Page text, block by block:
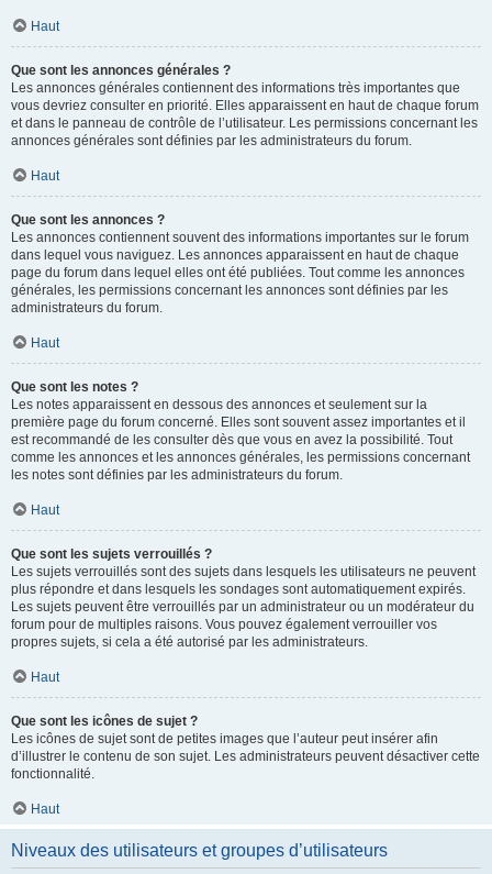
Haut
Que sont les annonces générales ?
Les annonces générales contiennent des informations très importantes que
vous devriez consulter en priorité. Elles apparaissent en haut de chaque forum
et dans le panneau de contrôle de l’utilisateur. Les permissions concernant les
annonces générales sont définies par les administrateurs du forum.
Haut
Que sont les annonces ?
Les annonces contiennent souvent des informations importantes sur le forum
dans lequel vous naviguez. Les annonces apparaissent en haut de chaque
page du forum dans lequel elles ont été publiées. Tout comme les annonces
générales, les permissions concernant les annonces sont définies par les
administrateurs du forum.
Haut
Que sont les notes ?
Les notes apparaissent en dessous des annonces et seulement sur la
première page du forum concerné. Elles sont souvent assez importantes et il
est recommandé de les consulter dès que vous en avez la possibilité. Tout
comme les annonces et les annonces générales, les permissions concernant
les notes sont définies par les administrateurs du forum.
Haut
Que sont les sujets verrouillés ?
Les sujets verrouillés sont des sujets dans lesquels les utilisateurs ne peuvent
plus répondre et dans lesquels les sondages sont automatiquement expirés.
Les sujets peuvent être verrouillés par un administrateur ou un modérateur du
forum pour de multiples raisons. Vous pouvez également verrouiller vos
propres sujets, si cela a été autorisé par les administrateurs.
Haut
Que sont les icônes de sujet ?
Les icônes de sujet sont de petites images que l’auteur peut insérer afin
d’illustrer le contenu de son sujet. Les administrateurs peuvent désactiver cette
fonctionnalité.
Haut
Niveaux des utilisateurs et groupes d’utilisateurs